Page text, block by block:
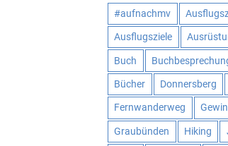
#aufnachmv
Ausflugsziele
Buch
Bücher Donnersberg
Fernwanderweg
Graubünden Hiking